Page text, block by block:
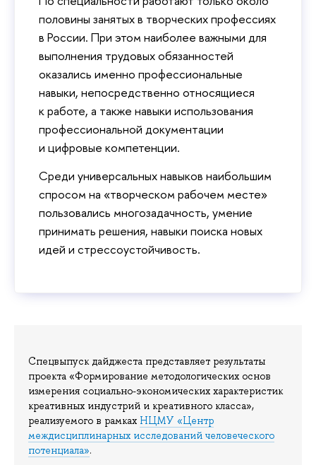
половины занятых в творческих профессиях
в России. При этом наиболее важными для
выполнения трудовых обязанностей
оказались именно профессиональные
навыки, непосредственно относящиеся
к работе, а также навыки использования
профессиональной документации
и цифровые компетенции.
Среди универсальных навыков наибольшим
спросом на «творческом рабочем месте»
пользовались многозадачность, умение
принимать решения, навыки поиска новых
идей и стрессоустойчивость.
Спецвыпуск дайджеста представляет результаты
проекта «Формирование методологических основ
измерения социально-экономических характеристик
креативных индустрий и креативного класса»,
реализуемого в рамках НЦМУ «Центр
междисциплинарных исследований человеческого
потенциала».